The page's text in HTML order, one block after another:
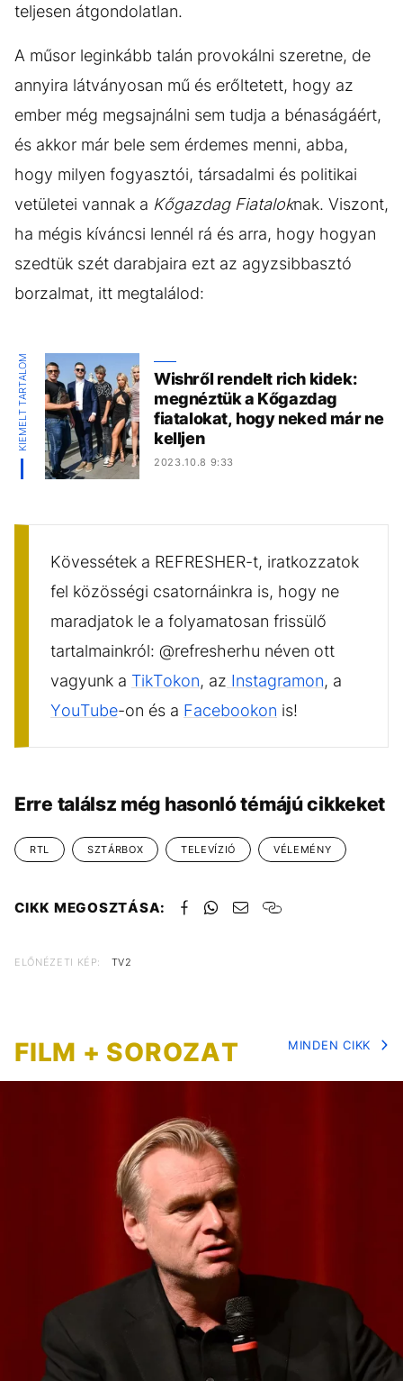
teljesen átgondolatlan.
A műsor leginkább talán provokálni szeretne, de
annyira látványosan mű és erőltetett, hogy az
ember még megsajnálni sem tudja a bénaságáért,
és akkor már bele sem érdemes menni, abba,
hogy milyen fogyasztói, társadalmi és politikai
vetületei vannak a Kőgazdag Fiataloknak. Viszont,
ha mégis kíváncsi lennél rá és arra, hogy hogyan
szedtük szét darabjaira ezt az agyzsibbasztó
borzalmat, itt megtalálod:
KIEMELT TARTALOM
Wishről rendelt rich kidek:
megnéztük a Kőgazdag
fiatalokat, hogy neked már ne
kelljen
2023.10.8 9:33
Kövessétek a REFRESHER-t, iratkozzatok
fel közösségi csatornáinkra is, hogy ne
maradjatok le a folyamatosan frissülő
tartalmainkról: @refresherhu néven ott
vagyunk a TikTokon, az Instagramon, a
YouTube-on és a Facebookon is!
Erre találsz még hasonló témájú cikkeket
RTL SZTÁRBOX TELEVÍZIÓ VÉLEMÉNY
CIKK MEGOSZTÁSA:
ELŐNÉZETI KÉP: TV2
FILM + SOROZAT MINDEN CIKK